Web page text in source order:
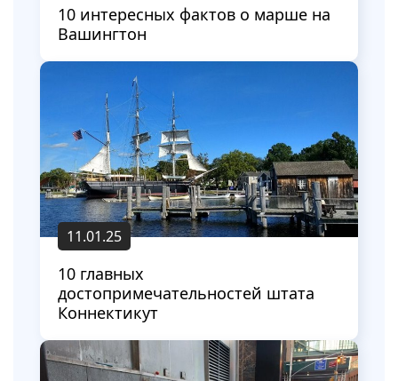
10 интересных фактов о марше на
Вашингтон
11.01.25
10 главных
достопримечательностей штата
Коннектикут